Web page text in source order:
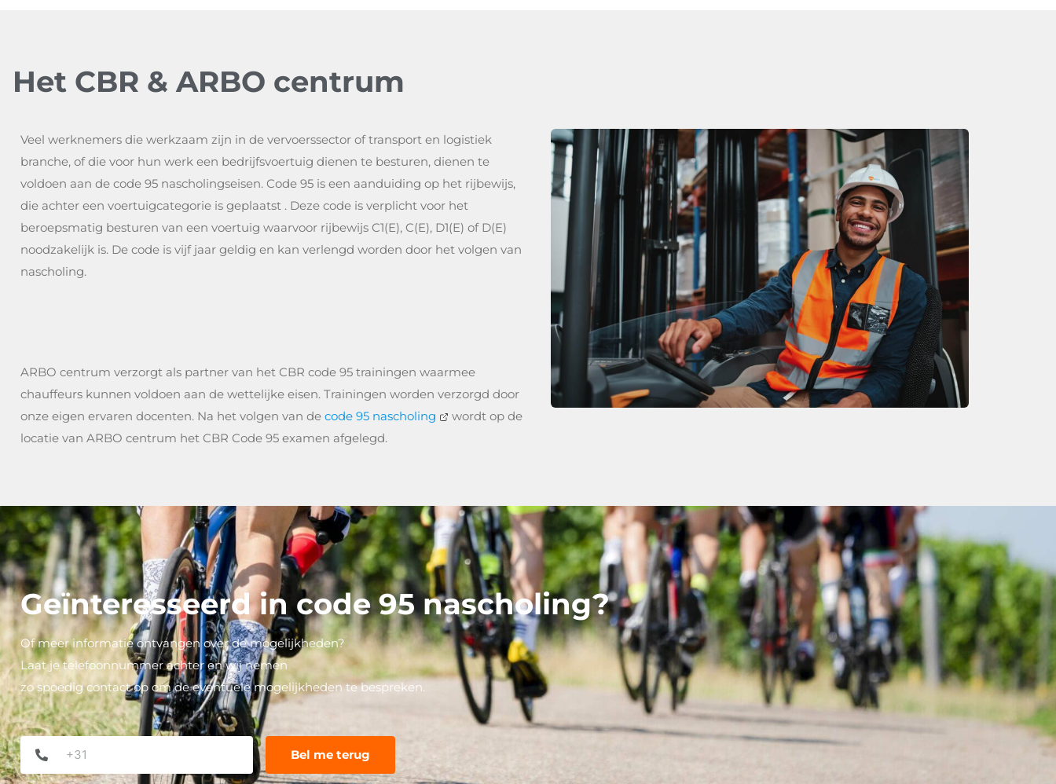
Het CBR & ARBO centrum
Veel werknemers die werkzaam zijn in de vervoerssector of transport en logistiek
branche, of die voor hun werk een bedrijfsvoertuig dienen te besturen, dienen te
voldoen aan de code 95 nascholingseisen. Code 95 is een aanduiding op het rijbewijs,
die achter een voertuigcategorie is geplaatst . Deze code is verplicht voor het
beroepsmatig besturen van een voertuig waarvoor rijbewijs C1(E), C(E), D1(E) of D(E)
noodzakelijk is. De code is vijf jaar geldig en kan verlengd worden door het volgen van
nascholing.
ARBO centrum verzorgt als partner van het CBR code 95 trainingen waarmee
chauffeurs kunnen voldoen aan de wettelijke eisen. Trainingen worden verzorgd door
onze eigen ervaren docenten. Na het volgen van de code 95 nascholing
wordt op de
locatie van ARBO centrum het CBR Code 95 examen afgelegd.
Geïnteresseerd in code 95 nascholing?
Of meer informatie ontvangen over de mogelijkheden?
Laat je telefoonnummer achter en wij nemen
zo spoedig contact op om de eventuele mogelijkheden te bespreken.